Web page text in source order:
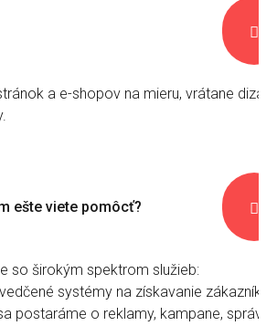

a e-shopov na mieru, vrátane dizajnu,
ešte viete pomôcť? 
so širokým spektrom služieb:
systémy na získavanie zákazníkov
postaráme o reklamy, kampane, správu